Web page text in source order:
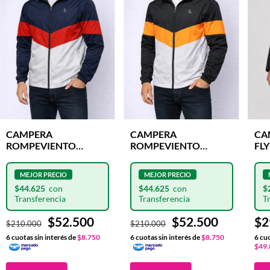
CAMPERA
ROMPEVIENTO
MARINE
$210.000 $52.500
$44.625
6cuotas sin interés de$8.750
CAMPERA
ROMPEVIENTO
BLACK
$210.000 $52.500
$44.625
6cuotas sin interés de$8.750 6